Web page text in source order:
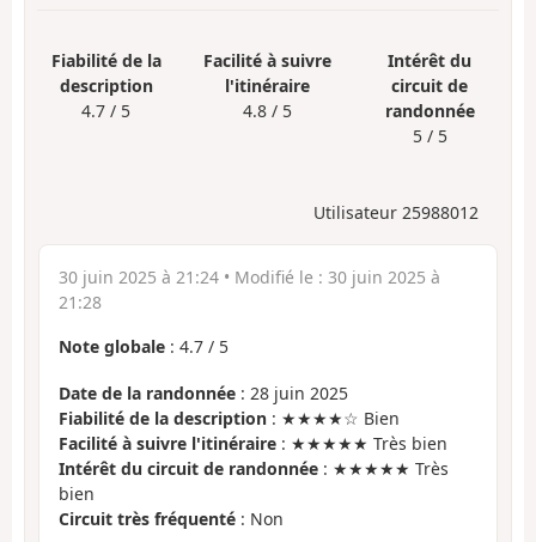
Fiabilité de la
description
4.7 / 5
Facilité à suivre
l'itinéraire
4.8 / 5
Intérêt du
circuit de
randonnée
5 / 5
Utilisateur 25988012
30 juin 2025 à 21:24 • Modifié le : 30 juin 2025 à
21:28
Note globale : 4.7 / 5
Date de la randonnée : 28 juin 2025
Fiabilité de la description : ★★★★☆ Bien
Facilité à suivre l'itinéraire : ★★★★★ Très bien
Intérêt du circuit de randonnée : ★★★★★ Très
bien
Circuit très fréquenté : Non